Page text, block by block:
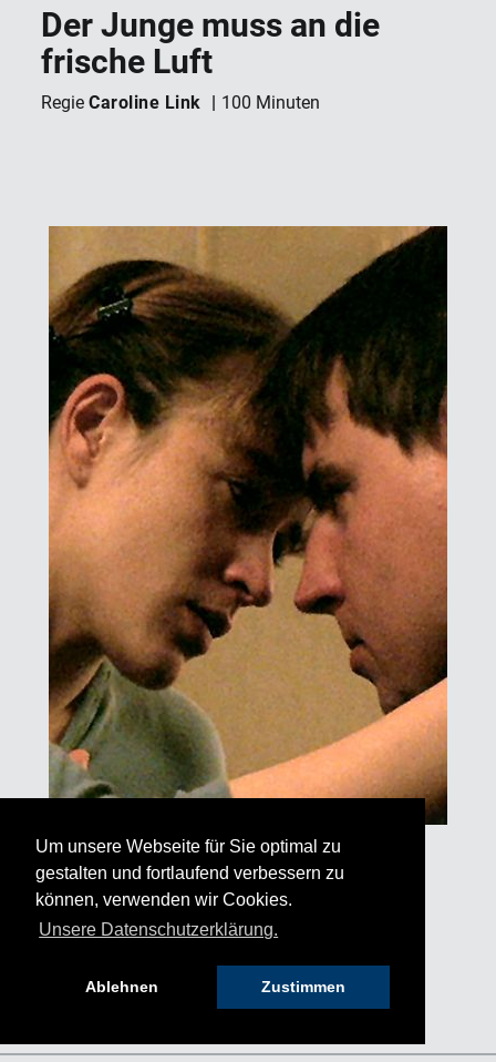
Um unsere Webseite für Sie optimal zu
gestalten und fortlaufend verbessern zu
können, verwenden wir Cookies.
Unsere Datenschutzerklärung.
Ablehnen Zustimmen
Der Junge muss an die
frische Luft
RegieCaroline Link 100 Minuten
Sehnsucht
Regie Valeska Grisebach 85 Minuten